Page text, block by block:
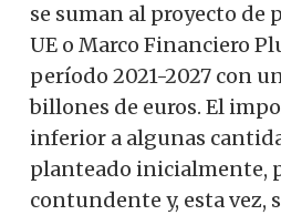
se suman al proyecto de
UE o Marco Financiero
período 2021-2027 con
billones de euros. El
inferior a algunas
planteado inicialmente,
contundente y, esta vez,